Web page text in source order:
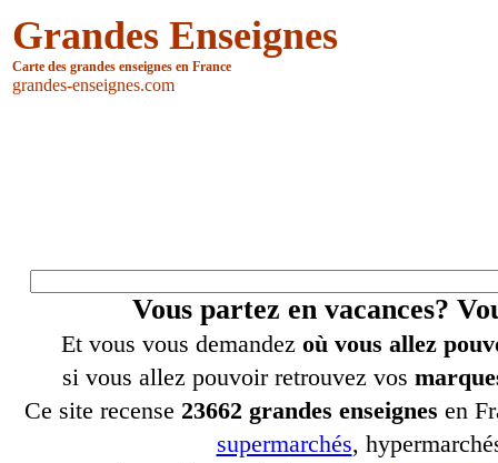
Grandes Enseignes
Carte des grandes enseignes en France
grandes-enseignes.com
Vous partez en vacances?
Et vous vous demandez où vous allez
si vous allez pouvoir retrouvez vos
Ce site recense 23662 grandes enseignes en
supermarchés,